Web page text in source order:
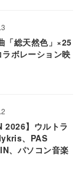
「総天然色」×25
ボレーション映
2026】ウルトラ
、PAS
、パソコン音楽